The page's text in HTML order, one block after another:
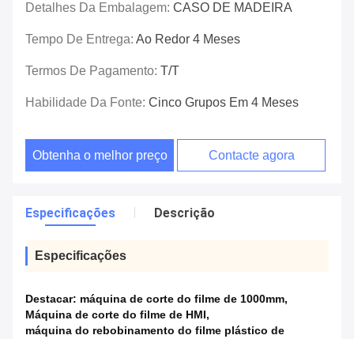
Detalhes Da Embalagem: CASO DE MADEIRA
Tempo De Entrega: Ao Redor 4 Meses
Termos De Pagamento: T/T
Habilidade Da Fonte: Cinco Grupos Em 4 Meses
Obtenha o melhor preço Contacte agora
Especificações Descrição
Especificações
Destacar: máquina de corte do filme de 1000mm,
Máquina de corte do filme de HMI,
máquina do rebobinamento do filme plástico de